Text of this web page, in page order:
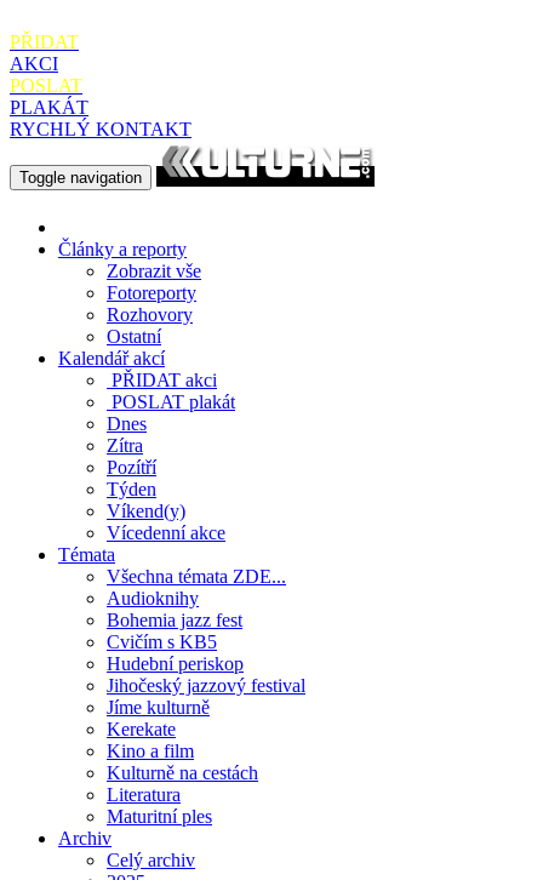
PŘIDAT
AKCI
POSLAT
PLAKÁT
RYCHLÝ KONTAKT
Toggle navigation
Články a reporty
Zobrazit vše
Fotoreporty
Rozhovory
Ostatní
Kalendář akcí
PŘIDAT akci
POSLAT plakát
Dnes
Zítra
Pozítří
Týden
Víkend(y)
Vícedenní akce
Témata
Všechna témata ZDE...
Audioknihy
Bohemia jazz fest
Cvičím s KB5
Hudební periskop
Jihočeský jazzový festival
Jíme kulturně
Kerekate
Kino a film
Kulturně na cestách
Literatura
Maturitní ples
Archiv
Celý archiv